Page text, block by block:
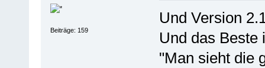
Beiträge: 159
Und Version
Und das Beste
"Man sieht die